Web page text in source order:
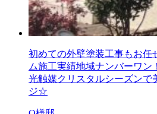
初めての外壁塗装工事もお任
ム施工実績地域ナンバーワン
光触媒クリスタルシーズンで
ジ☆